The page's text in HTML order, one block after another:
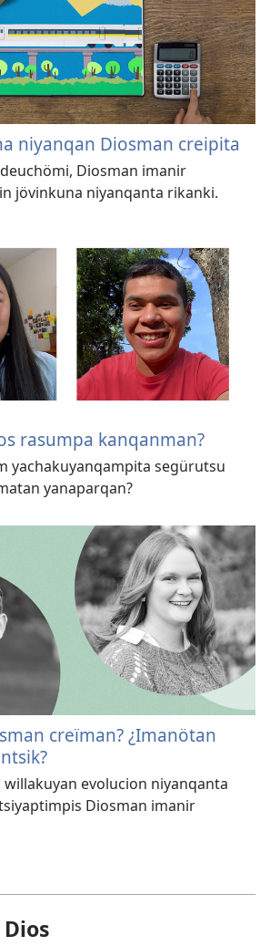
niyanqan Diosman creipita
Diosman imanir
jövinkuna niyanqanta rikanki.
rasumpa kanqanman?
yachakuyanqampita segürutsu
yanaparqan?
creïman? ¿Imanötan
evolucion niyanqanta
Diosman imanir